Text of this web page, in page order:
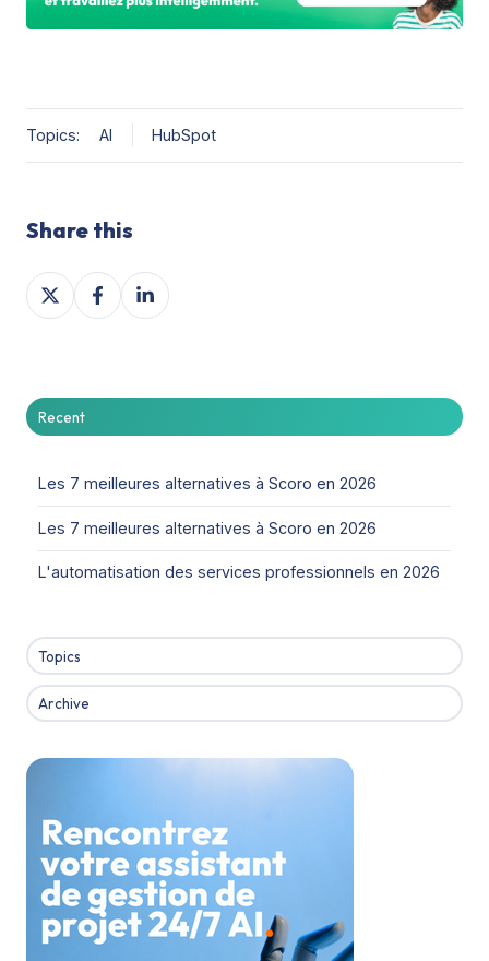
Topics: AI HubSpot
Share this
Share
on
Share
on
Share
on
Recent
Les 7 meilleures alternatives à Scoro en 2026
Les 7 meilleures alternatives à Scoro en 2026
L'automatisation des services professionnels en 2026
Topics
Archive